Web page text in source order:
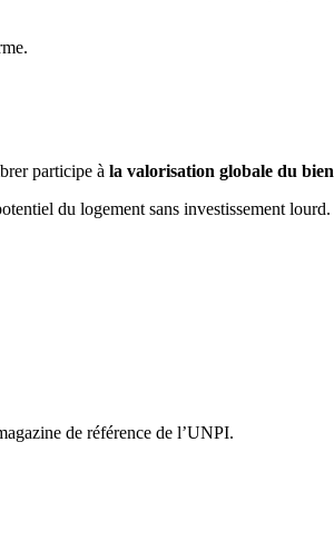
participe à la valorisation globale du bien
du logement sans investissement lourd.
de référence de l’UNPI.